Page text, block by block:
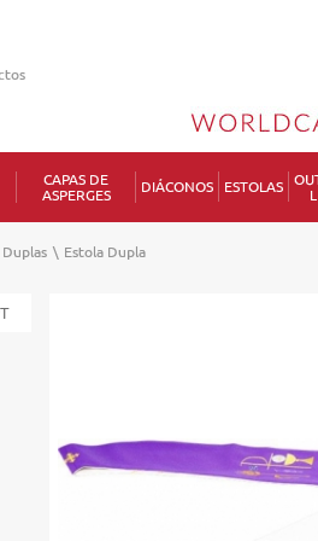
CAPAS DE
ASPERGES
DIÁCONOS ESTOLAS
Duplas \ Estola Dupla